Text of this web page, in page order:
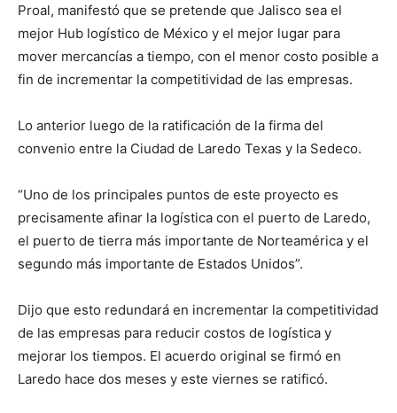
Proal, manifestó que se pretende que Jalisco sea el
mejor Hub logístico de México y el mejor lugar para
mover mercancías a tiempo, con el menor costo posible a
fin de incrementar la competitividad de las empresas.
Lo anterior luego de la ratificación de la firma del
convenio entre la Ciudad de Laredo Texas y la Sedeco.
“Uno de los principales puntos de este proyecto es
precisamente afinar la logística con el puerto de Laredo,
el puerto de tierra más importante de Norteamérica y el
segundo más importante de Estados Unidos”.
Dijo que esto redundará en incrementar la competitividad
de las empresas para reducir costos de logística y
mejorar los tiempos. El acuerdo original se firmó en
Laredo hace dos meses y este viernes se ratificó.